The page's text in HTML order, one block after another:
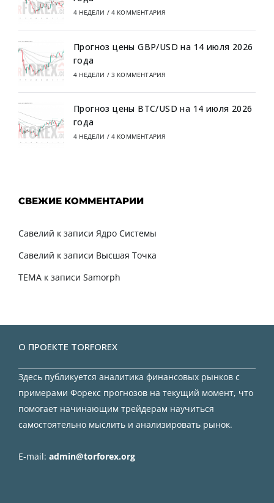
4 НЕДЕЛИ / 4 КОММЕНТАРИЯ
Прогноз цены GBP/USD на 14 июля 2026
года
4 НЕДЕЛИ / 3 КОММЕНТАРИЯ
Прогноз цены BTC/USD на 14 июля 2026
года
4 НЕДЕЛИ / 4 КОММЕНТАРИЯ
СВЕЖИЕ КОММЕНТАРИИ
Савелий к записи Ядро Системы
Савелий к записи Высшая Точка
TEMA к записи Samorph
О ПРОЕКТЕ TORFOREX
Здесь публикуется аналитика финансовых рынков с
примерами Форекс прогнозов на текущий момент, что
помогает начинающим трейдерам научиться
самостоятельно мыслить и анализировать рынок.
E-mail: admin@torforex.org